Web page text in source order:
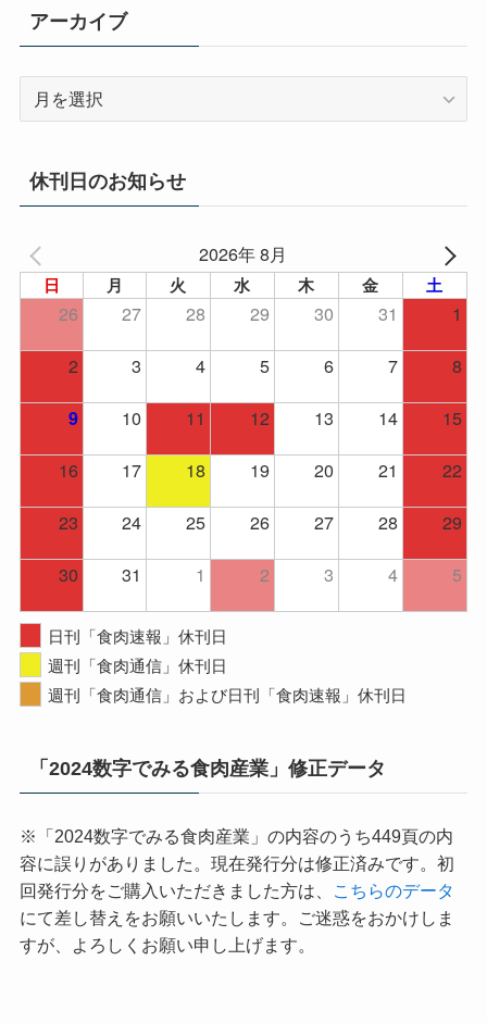
アーカイブ
イ
ブ
休刊日のお知らせ
2026年 8月
日 月 火 水 木 金 土
26 27 28 29 30 31
1
2
3 4 5 6 7 8
9 10 11 12 13 14
15
16
17 18 19 20 21
22
23
24 25 26 27 28
29
30
31 1 2 3 4 5
日刊「食肉速報」休刊日
週刊「食肉通信」休刊日
週刊「食肉通信」および日刊「食肉速報」休刊日
「2024数字でみる食肉産業」修正データ
※「2024数字でみる食肉産業」の内容のうち449頁の内
容に誤りがありました。現在発行分は修正済みです。初
回発行分をご購入いただきました方は、
こちらのデータ
にて差し替えをお願いいたします。ご迷惑をおかけしま
すが、よろしくお願い申し上げます。